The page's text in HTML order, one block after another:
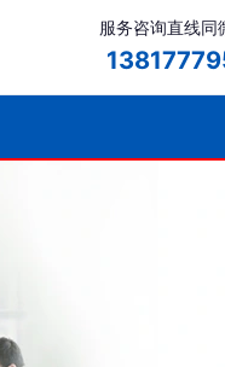
服务咨询直线同